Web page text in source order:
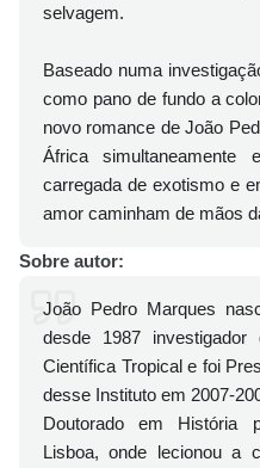
selvagem.
Baseado numa
como pano de fundo a
novo romance de João
África simultaneamente
carregada de exotismo e
amor caminham de mãos
Sobre autor:
João Pedro Marques
desde 1987
Científica Tropical e foi
desse Instituto em 2007-
Doutorado em História
Lisboa, onde lecionou a